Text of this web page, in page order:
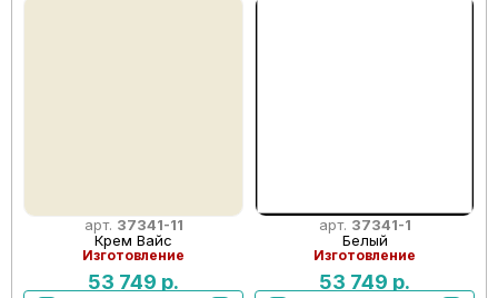
арт. 37341-11
Крем Вайс
Изготовление
53 749 р.
арт. 37341-1
Белый
Изготовление
53 749 р.